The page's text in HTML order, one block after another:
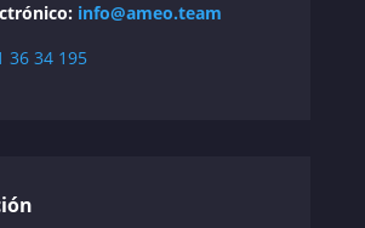
info@ameo.team
36 34 195